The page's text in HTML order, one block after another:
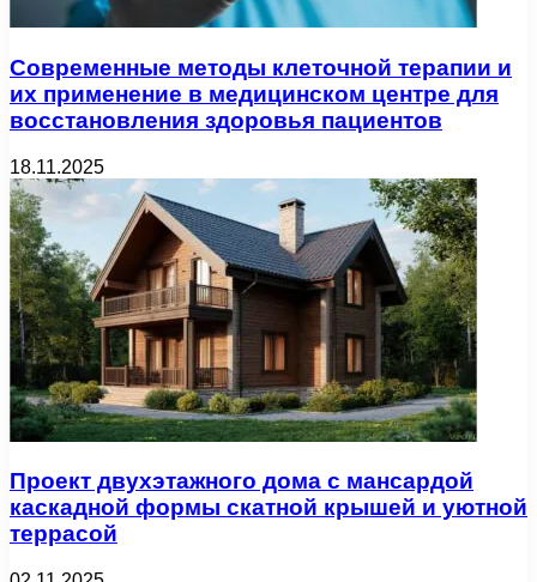
Современные методы клеточной терапии и
их применение в медицинском центре для
восстановления здоровья пациентов
18.11.2025
Проект двухэтажного дома с мансардой
каскадной формы скатной крышей и уютной
террасой